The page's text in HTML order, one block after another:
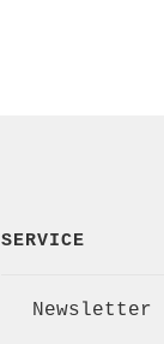
SERVICE
Newsletter